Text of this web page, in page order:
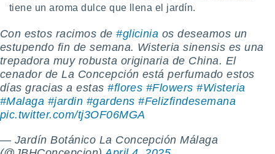
traten tus
interés
a lo que
Para
su
u
datos
momento
en
tiene un aroma dulce que llena el jardín.
Con estos racimos de#glicinia os deseamos un
estupendo fin de semana. Wisteria sinensis es una
trepadora muy robusta originaria de China. El
cenador de La Concepción está perfumado estos
días gracias a estas#flores #Flowers #Wisteria
#Malaga #jardin #gardens #Felizfindesemana
pic.twitter.com/tj3OF06MGA
— Jardín Botánico La Concepción Málaga